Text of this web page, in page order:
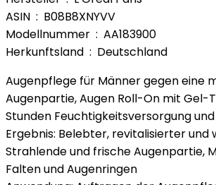
ASIN ‏ : ‎ B08B8XNYVV
Modellnummer ‏ : ‎ AA183900
Herkunftsland ‏ : ‎ Deutschland
Augenpflege für Männer gegen eine
Augenpartie, Augen Roll-On mit Gel-
Stunden Feuchtigkeitsversorgung
Ergebnis: Belebter, revitalisierter und
Strahlende und frische Augenpartie,
Falten und Augenringen